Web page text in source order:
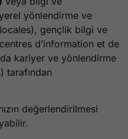
yönlendirme ve
gençlik bilgi ve
d’information et de
kariyer ve yönlendirme
tarafından
değerlendirilmesi